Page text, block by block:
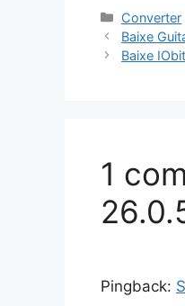
Categorias
Converter
Baixe
Baixe
1
Pingback: